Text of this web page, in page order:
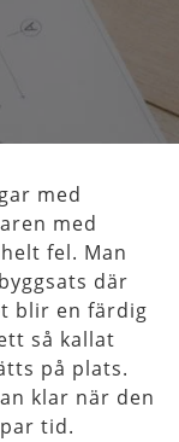
med
med
fel. Man
där
blir en färdig
så kallat
på plats.
klar när den
tid.